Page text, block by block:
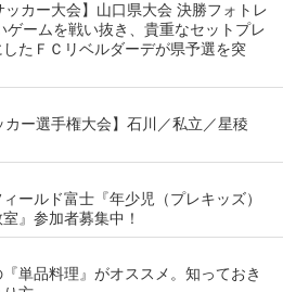
ッカー大会】山口県大会 決勝フォトレ
ゲームを戦い抜き、貴重なセットプレ
たＦＣリベルダーデが県予選を突
カー選手権大会】石川／私立／星稜
ールド富士『年少児（プレキッズ）
』参加者募集中！
単品料理』がオススメ。知っておき